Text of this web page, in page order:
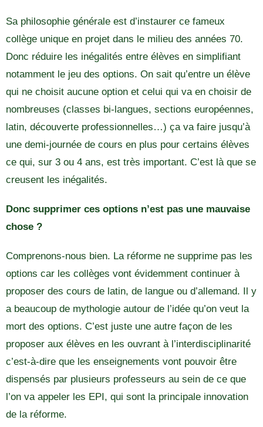
Sa philosophie générale est d’instaurer ce fameux
collège unique en projet dans le milieu des années 70.
Donc réduire les inégalités entre élèves en simplifiant
notamment le jeu des options. On sait qu’entre un élève
qui ne choisit aucune option et celui qui va en choisir de
nombreuses (classes bi-langues, sections européennes,
latin, découverte professionnelles…) ça va faire jusqu’à
une demi-journée de cours en plus pour certains élèves
ce qui, sur 3 ou 4 ans, est très important. C’est là que se
creusent les inégalités.
Donc supprimer ces options n’est pas une mauvaise
chose ?
Comprenons-nous bien. La réforme ne supprime pas les
options car les collèges vont évidemment continuer à
proposer des cours de latin, de langue ou d’allemand. Il y
a beaucoup de mythologie autour de l’idée qu’on veut la
mort des options. C’est juste une autre façon de les
proposer aux élèves en les ouvrant à l’interdisciplinarité
c’est-à-dire que les enseignements vont pouvoir être
dispensés par plusieurs professeurs au sein de ce que
l’on va appeler les EPI, qui sont la principale innovation
de la réforme.